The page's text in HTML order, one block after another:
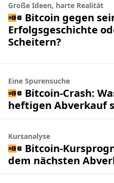
Große Ideen, harte Realität
Bitcoin gegen
Erfolgsgeschichte
Scheitern?
Eine Spurensuche
Bitcoin-Crash:
heftigen Abverkauf
Kursanalyse
Bitcoin-
dem nächsten